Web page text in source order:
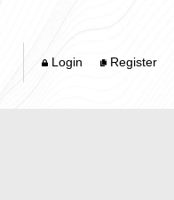
Login Register